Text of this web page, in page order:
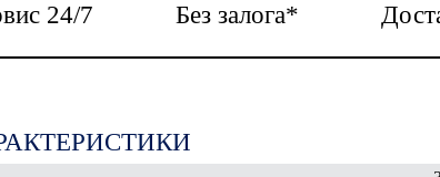
24/7 Без залога*